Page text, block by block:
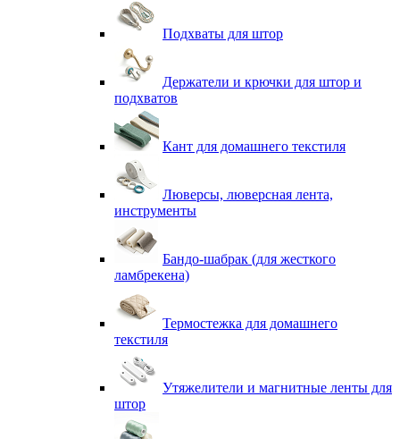
Подхваты для штор
Держатели и крючки для штор и
подхватов
Кант для домашнего текстиля
Люверсы, люверсная лента,
инструменты
Бандо-шабрак (для жесткого
ламбрекена)
Термостежка для домашнего
текстиля
Утяжелители и магнитные ленты для
штор